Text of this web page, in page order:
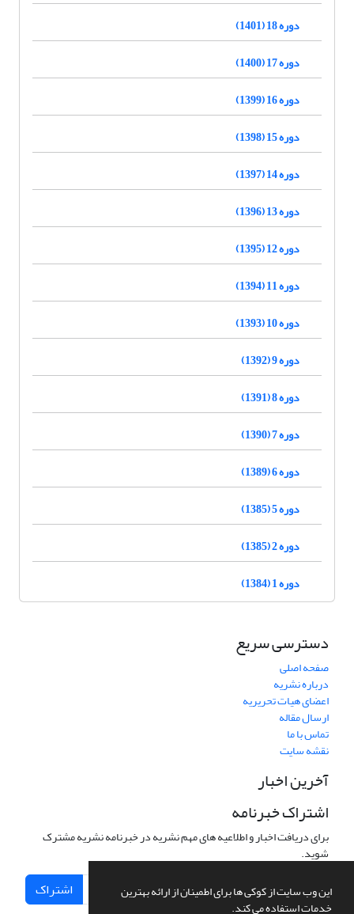
این وب سایت از کوکی ها برای اطمینان از ارائه بهترین
خدمات استفاده می کند.
دوره 18 (1401)
دوره 17 (1400)
دوره 16 (1399)
دوره 15 (1398)
دوره 14 (1397)
دوره 13 (1396)
دوره 12 (1395)
دوره 11 (1394)
دوره 10 (1393)
دوره 9 (1392)
دوره 8 (1391)
دوره 7 (1390)
دوره 6 (1389)
دوره 5 (1385)
دوره 2 (1385)
دوره 1 (1384)
دسترسی سریع
صفحه اصلی
درباره نشریه
اعضای هیات تحریریه
ارسال مقاله
تماس با ما
نقشه سایت
آخرین اخبار
اشتراک خبرنامه
برای دریافت اخبار و اطلاعیه های مهم نشریه در خبرنامه نشریه مشترک
شوید.
اشتراک